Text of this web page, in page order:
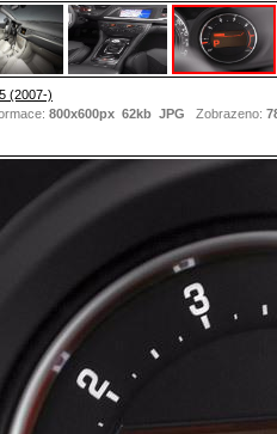
(2007-)
800x600px 62kb JPG Zobrazeno: